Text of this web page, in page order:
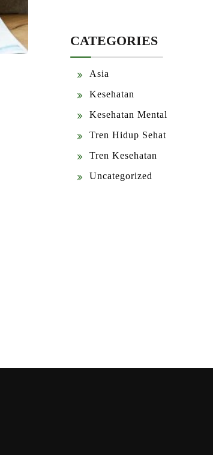
CATEGORIES
Asia
Kesehatan
Kesehatan Mental
Tren Hidup Sehat
Tren Kesehatan
Uncategorized